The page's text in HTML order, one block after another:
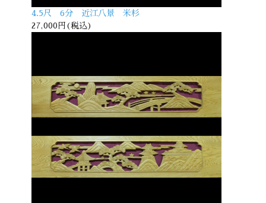
4.5尺 6分 近江八景 米杉
27,000円(税込)